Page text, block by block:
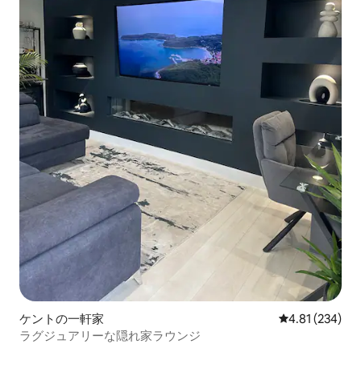
ケントの一軒家 レビュー234
4.81 (234)
ラグジュアリーな隠れ家ラウンジ